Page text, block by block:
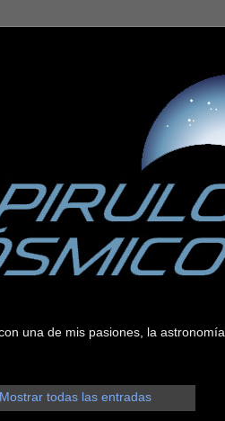
una de mis pasiones, la astronomía
Mostrar todas las entradas